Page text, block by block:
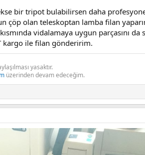
bir tripot bulabilirsen daha
çöp olan teleskoptan lamba filan
vidalamaya uygun parçasını
kargo ile filan gönderirim.
yasaktır.
üzerinden devam edeceğim.